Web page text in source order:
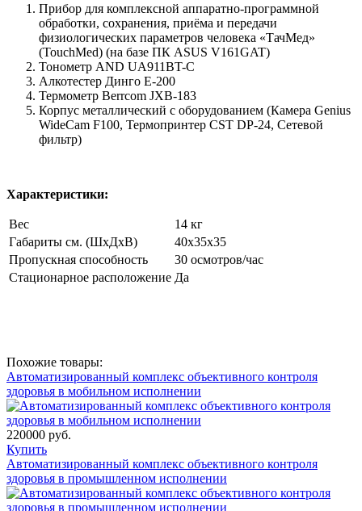
Прибор для комплексной аппаратно-программной
обработки, сохранения, приёма и передачи
физиологических параметров человека «ТачМед»
(TouchMed) (на базе ПК ASUS V161GAT)
Тонометр AND UA911BT-C
Алкотестер Динго Е-200
Термометр Berrcom JXB-183
Корпус металлический с оборудованием (Камера Genius
WideCam F100, Термопринтер CST DP-24, Сетевой
фильтр)
Характеристики:
Вес
14 кг
Габариты см. (ШхДхВ)
40х35х35
Пропускная способность
30 осмотров/час
Стационарное расположение Да
Похожие товары:
Автоматизированный комплекс объективного контроля
здоровья в мобильном исполнении
220000 руб.
Купить
Автоматизированный комплекс объективного контроля
здоровья в промышленном исполнении